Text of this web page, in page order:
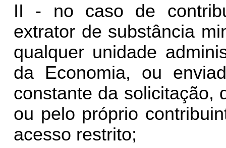
II - no caso de
extrator de substância
qualquer unidade
da Economia, ou
constante da solicitação,
ou pelo próprio
acesso restrito;